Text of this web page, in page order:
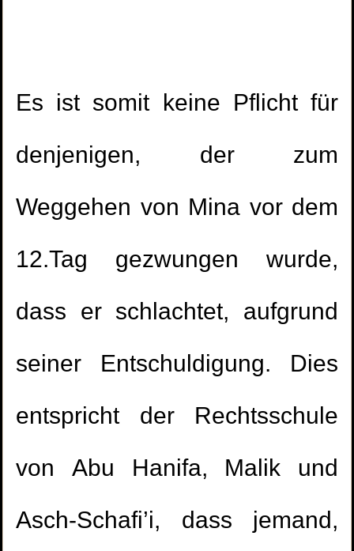
Es ist somit keine Pflicht für
denjenigen, der zum
Weggehen von Mina vor dem
12.Tag gezwungen wurde,
dass er schlachtet, aufgrund
seiner Entschuldigung. Dies
entspricht der Rechtsschule
von Abu Hanifa, Malik und
Asch-Schafi’i, dass jemand,